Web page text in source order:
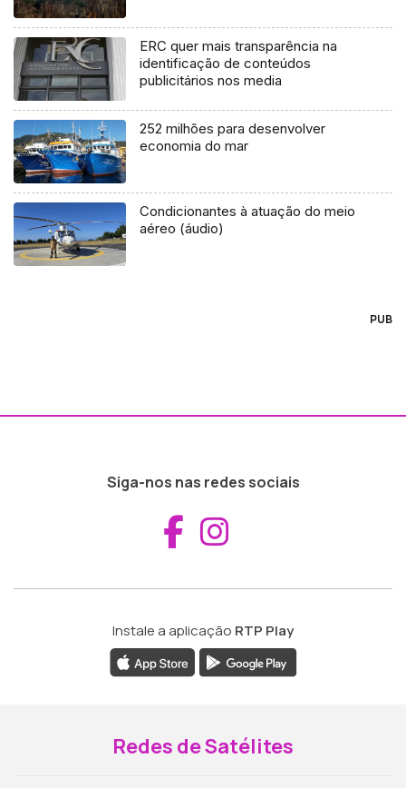
ERC quer mais transparência na
identificação de conteúdos
publicitários nos media
252 milhões para desenvolver
economia do mar
Condicionantes à atuação do meio
aéreo (áudio)
PUB
Siga-nos nas redes sociais
Aceder ao
Instale a aplicação RTP Play
Redes de Satélites